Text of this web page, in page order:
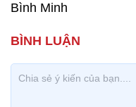
Bình Minh